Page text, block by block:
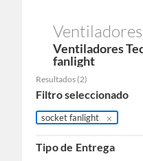
Ventiladores
Ventiladores Techo - socket
fanlight
Resultados (2)
Filtro seleccionado
socket fanlight
Tipo de Entrega